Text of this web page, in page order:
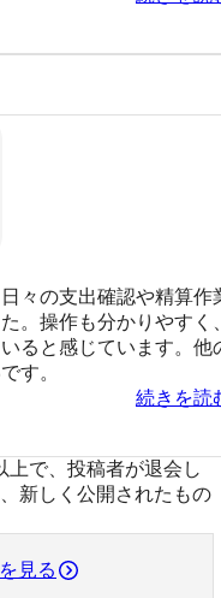
々の支出確認や精算作
。操作も分かりやすく
ると感じています。他
す。
続きを読
で、投稿者が退会し
新しく公開されたもの
見る